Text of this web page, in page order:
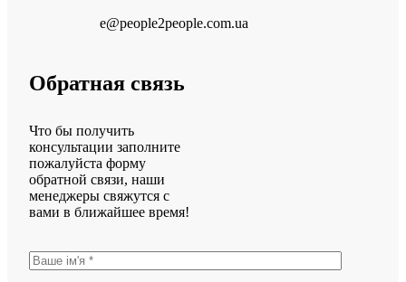
e@people2people.com.ua
Обратная связь
Что бы получить
консультации заполните
пожалуйста форму
обратной связи, наши
менеджеры свяжутся с
вами в ближайшее время!